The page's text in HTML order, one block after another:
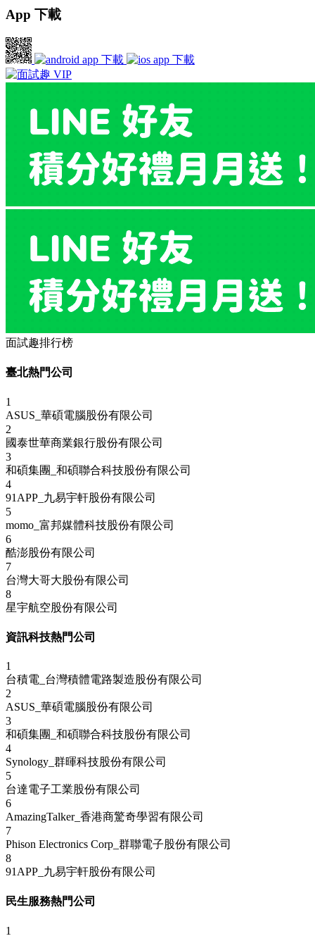
App 下載
面試趣排行榜
臺北熱門公司
1
ASUS_華碩電腦股份有限公司
2
國泰世華商業銀行股份有限公司
3
和碩集團_和碩聯合科技股份有限公司
4
91APP_九易宇軒股份有限公司
5
momo_富邦媒體科技股份有限公司
6
酷澎股份有限公司
7
台灣大哥大股份有限公司
8
星宇航空股份有限公司
資訊科技熱門公司
1
台積電_台灣積體電路製造股份有限公司
2
ASUS_華碩電腦股份有限公司
3
和碩集團_和碩聯合科技股份有限公司
4
Synology_群暉科技股份有限公司
5
台達電子工業股份有限公司
6
AmazingTalker_香港商驚奇學習有限公司
7
Phison Electronics Corp_群聯電子股份有限公司
8
91APP_九易宇軒股份有限公司
民生服務熱門公司
1